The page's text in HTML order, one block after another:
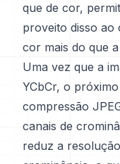
que de cor,
proveito disso ao
cor mais do que
Uma vez que a
YCbCr, o
compressão
canais de
reduz a